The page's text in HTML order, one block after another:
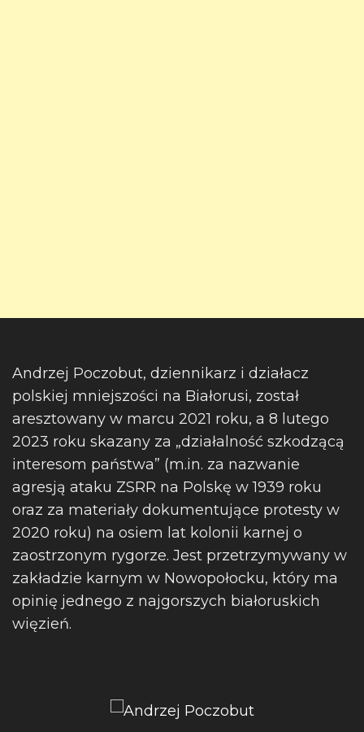
Andrzej Poczobut, dziennikarz i działacz
polskiej mniejszości na Białorusi, został
aresztowany w marcu 2021 roku, a 8 lutego
2023 roku skazany za „działalność szkodzącą
interesom państwa” (m.in. za nazwanie
agresją ataku ZSRR na Polskę w 1939 roku
oraz za materiały dokumentujące protesty w
2020 roku) na osiem lat kolonii karnej o
zaostrzonym rygorze. Jest przetrzymywany w
zakładzie karnym w Nowopołocku, który ma
opinię jednego z najgorszych białoruskich
więzień.